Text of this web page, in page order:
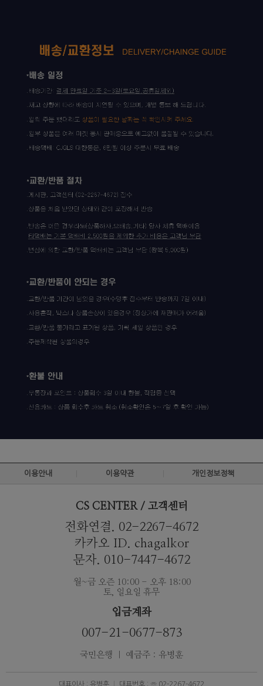
이용안내 이용약관 개인정보정책
CS CENTER / 고객센터
전화연결. 02-2267-4672
카카오 ID. chagalkor
문자. 010-7447-4672
월~금 오즌 10:00 - 오후 18:00
토, 일요일 휴무
입금계좌
007-21-0677-873
국민은행 ｜ 예금주 : 유병훈
대표이사 : 유병훈 대표번호 : ☏ 02-2267-4672